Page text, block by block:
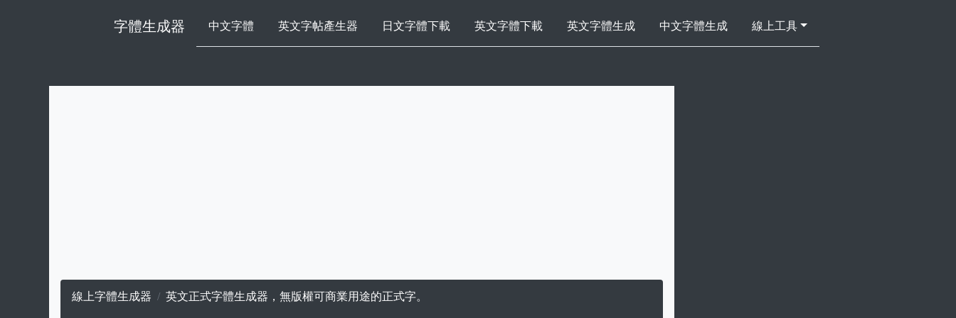
字體生成器 中文字體 英文字帖產生器 日文字體下載 英文字體下載 英文字體生成 中文字體生成 線上工具
線上字體生成器 英文正式字體生成器，無版權可商業用途的正式字。